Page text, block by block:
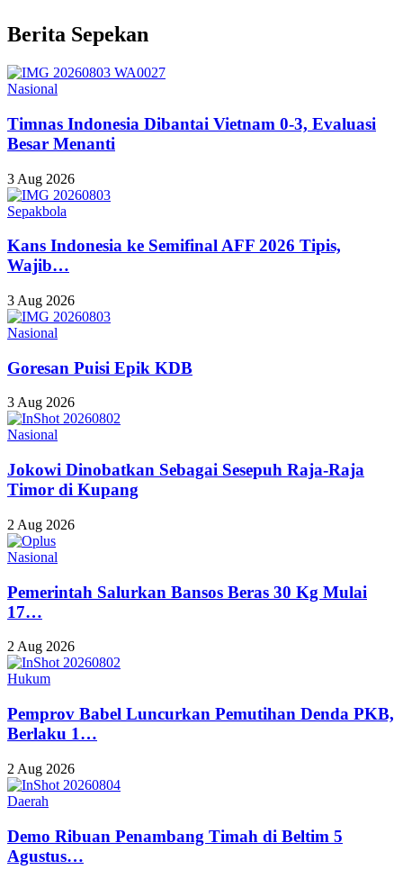
Berita Sepekan
Nasional
Timnas Indonesia Dibantai Vietnam 0-3, Evaluasi
Besar Menanti
3 Aug 2026
Sepakbola
Kans Indonesia ke Semifinal AFF 2026 Tipis,
Wajib…
3 Aug 2026
Nasional
Goresan Puisi Epik KDB
3 Aug 2026
Nasional
Jokowi Dinobatkan Sebagai Sesepuh Raja-Raja
Timor di Kupang
2 Aug 2026
Nasional
Pemerintah Salurkan Bansos Beras 30 Kg Mulai
17…
2 Aug 2026
Hukum
Pemprov Babel Luncurkan Pemutihan Denda PKB,
Berlaku 1…
2 Aug 2026
Daerah
Demo Ribuan Penambang Timah di Beltim 5
Agustus…